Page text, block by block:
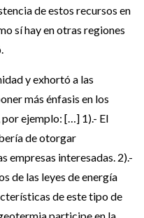
de estos recursos en
sí hay en otras regiones
y exhortó a las
más énfasis en los
por ejemplo: […] 1).- El
de otorgar
empresas interesadas. 2).-
de las leyes de energía
de este tipo de
participe en la